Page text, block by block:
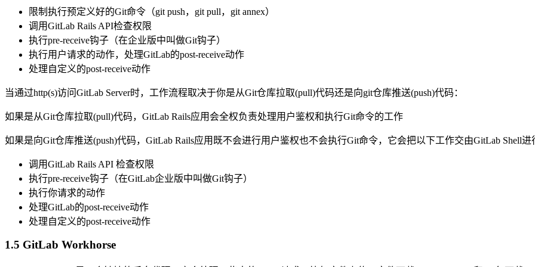
限制执行预定义好的Git命令（git push，git pull，git annex）
调用GitLab Rails API检查权限
执行pre-receive钩子（在企业版中叫做Git钩子）
执行用户请求的动作，处理GitLab的post-receive动作
处理自定义的post-receive动作
当通过http(s)访问GitLab Server时，工作流程取决于你是从Git仓库拉取(pull)代码还是向git仓库推送(push)代码：
如果是从Git仓库拉取(pull)代码，GitLab Rails应用会全权负责处理用户鉴权和执行Git命令的工作
如果是向Git仓库推送(push)代码，GitLab Rails应用既不会进行用户鉴权也不会执行Git命令，它会把以下工作交由GitLab Shell进
调用GitLab Rails API 检查权限
执行pre-receive钩子（在GitLab企业版中叫做Git钩子）
执行你请求的动作
处理GitLab的post-receive动作
处理自定义的post-receive动作
1.5 GitLab Workhorse